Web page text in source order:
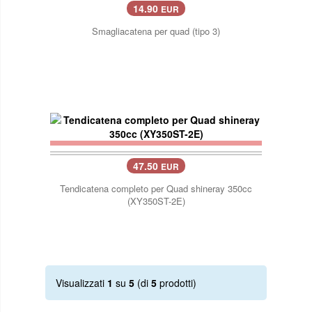
14.90 EUR
Smagliacatena per quad (tipo 3)
47.50 EUR
Tendicatena completo per Quad shineray 350cc
(XY350ST-2E)
Visualizzati 1 su 5 (di 5 prodotti)